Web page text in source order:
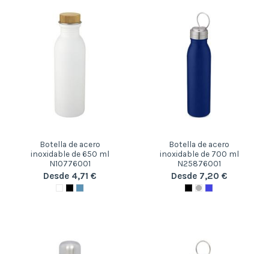
Botella de acero
inoxidable de 650 ml
N10776001
Desde 4,71 €
Botella de acero
inoxidable de 700 ml
N25876001
Desde 7,20 €